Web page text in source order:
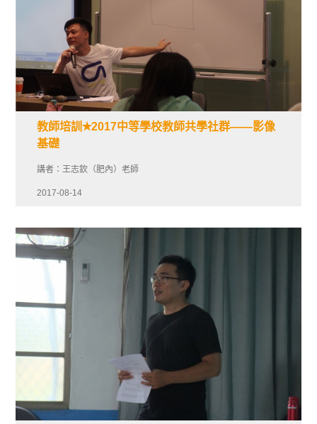
教師培訓✭2017中等學校教師共學社群——影像
基礎
講者：王志欽（肥內）老師
2017-08-14